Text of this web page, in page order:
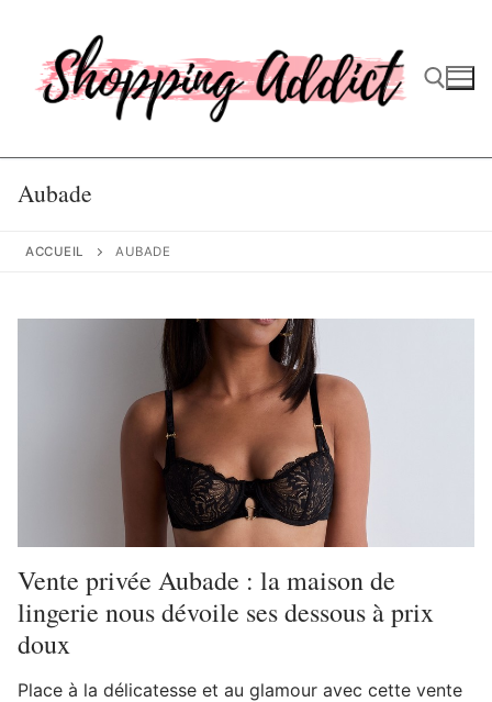
contenu
Aubade
ACCUEIL AUBADE
Vente privée Aubade : la maison de
lingerie nous dévoile ses dessous à prix
doux
Place à la délicatesse et au glamour avec cette vente